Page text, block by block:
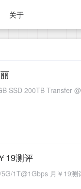
关于
SSD 200TB
19测评
1T@1Gbps 月￥19